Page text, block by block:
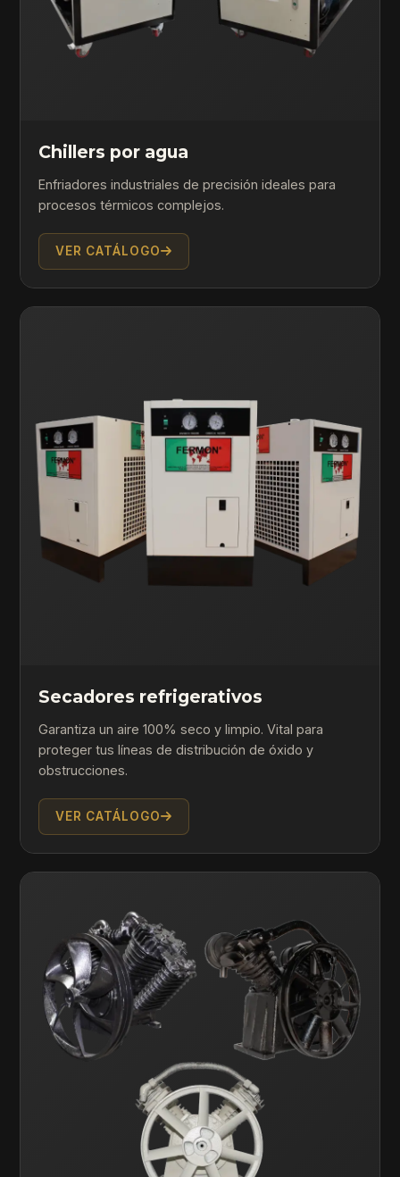
Chillers por agua
Enfriadores industriales de precisión ideales para
procesos térmicos complejos.
VER CATÁLOGO
Secadores refrigerativos
Garantiza un aire 100% seco y limpio. Vital para
proteger tus líneas de distribución de óxido y
obstrucciones.
VER CATÁLOGO